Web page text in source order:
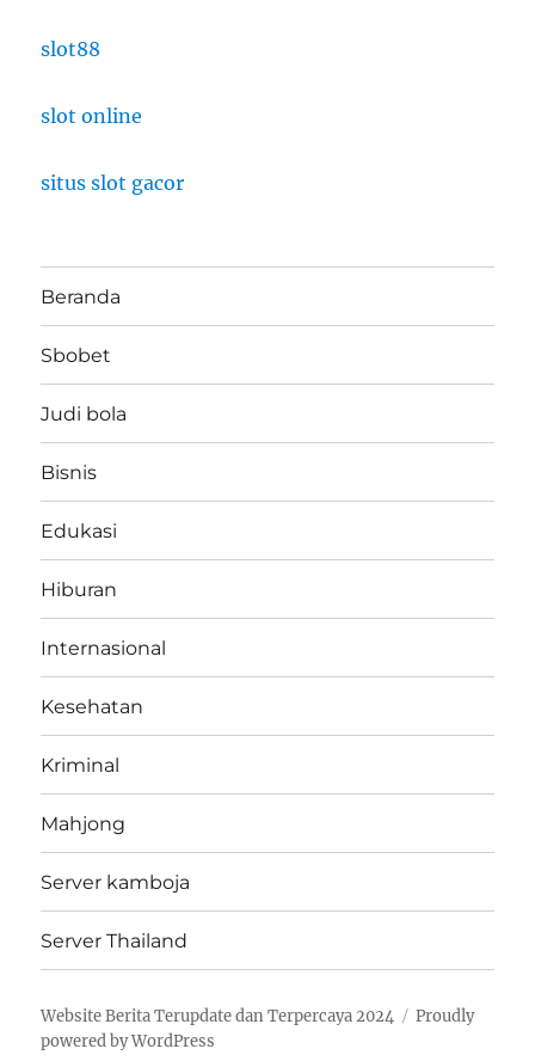
slot88
slot online
situs slot gacor
Beranda
Sbobet
Judi bola
Bisnis
Edukasi
Hiburan
Internasional
Kesehatan
Kriminal
Mahjong
Server kamboja
Server Thailand
Website Berita Terupdate dan Terpercaya 2024
Proudly
powered by WordPress